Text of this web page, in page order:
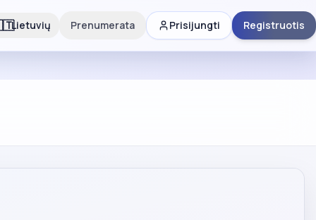
Lietuvių Prenumerata Prisijungti Registruotis